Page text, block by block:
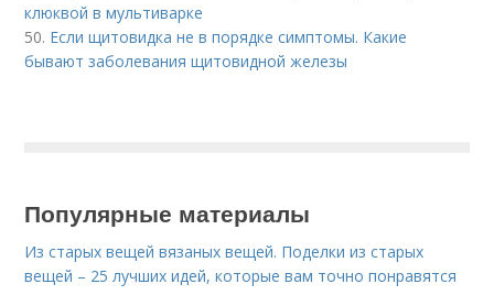
клюквой в мультиварке
50. Если щитовидка не в порядке симптомы. Какие
бывают заболевания щитовидной железы
Популярные материалы
Из старых вещей вязаных вещей. Поделки из старых
вещей – 25 лучших идей, которые вам точно понравятся